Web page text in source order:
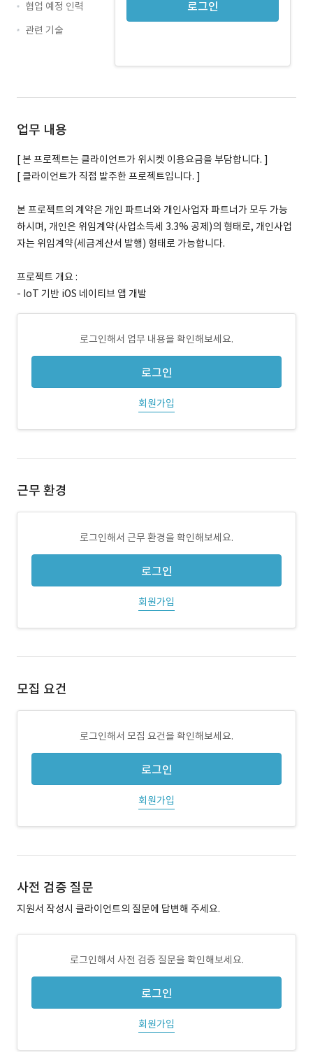
로그인
협업 예정 인력
관련 기술
업무 내용
[ 본 프로젝트는 클라이언트가 위시켓 이용요금을 부담합니다. ]
[ 클라이언트가 직접 발주한 프로젝트입니다. ]
본 프로젝트의 계약은 개인 파트너와 개인사업자 파트너가 모두 가능
하시며, 개인은 위임계약(사업소득세 3.3% 공제)의 형태로, 개인사업
자는 위임계약(세금계산서 발행) 형태로 가능합니다.
프로젝트 개요 :
- IoT 기반 iOS 네이티브 앱 개발
로그인해서 업무 내용을 확인해보세요.
로그인
회원가입
근무 환경
로그인해서 근무 환경을 확인해보세요.
로그인
회원가입
모집 요건
로그인해서 모집 요건을 확인해보세요.
로그인
회원가입
사전 검증 질문
지원서 작성시 클라이언트의 질문에 답변해 주세요.
로그인해서 사전 검증 질문을 확인해보세요.
로그인
회원가입